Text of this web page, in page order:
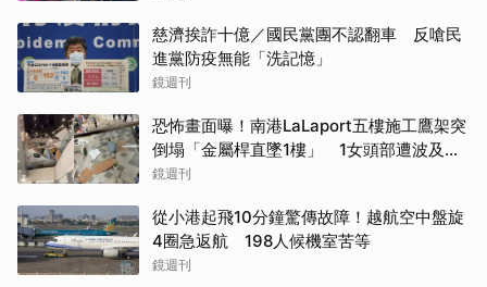
慈濟挨詐十億／國民黨團不認翻車 反嗆民
進黨防疫無能「洗記憶」
鏡週刊
恐怖畫面曝！南港LaLaport五樓施工鷹架突
倒塌「金屬桿直墜1樓」 1女頭部遭波及送
醫
鏡週刊
從小港起飛10分鐘驚傳故障！越航空中盤旋
4圈急返航 198人候機室苦等
鏡週刊